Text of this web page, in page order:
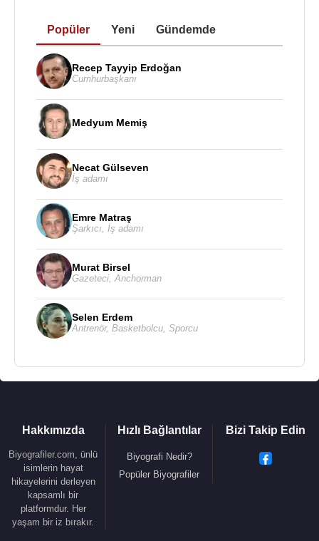
Popüler Yeni Gündemde
Recep Tayyip Erdoğan
Cumhurbaşkanı
Medyum Memiş
Necat Gülseven
İş adamı
Emre Matraş
Şarkıcı İş adamı
Murat Birsel
Gazeteci Anchorman
Selen Erdem
Antrenör, Basketbolcu Sporcu
Hakkımızda
Biyografiler.com, ünlü
isimlerin hayat
hikayelerini derleyen
kapsamlı bir
platformdur. Her
yaşam bir iz bırakır.
Hızlı Bağlantılar
Biyografi Nedir?
Popüler Biyografiler
Bizi Takip Edin